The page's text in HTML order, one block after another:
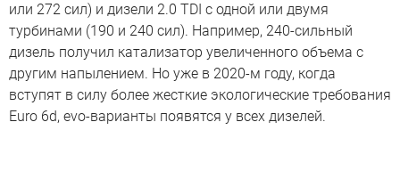
или 272 сил) и дизели 2.0 TDI с одной или двумя
турбинами (190 и 240 сил). Например, 240-сильный
дизель получил катализатор увеличенного объема с
другим напылением. Но уже в 2020-м году, когда
вступят в силу более жесткие экологические требования
Euro 6d, evo-варианты появятся у всех дизелей.